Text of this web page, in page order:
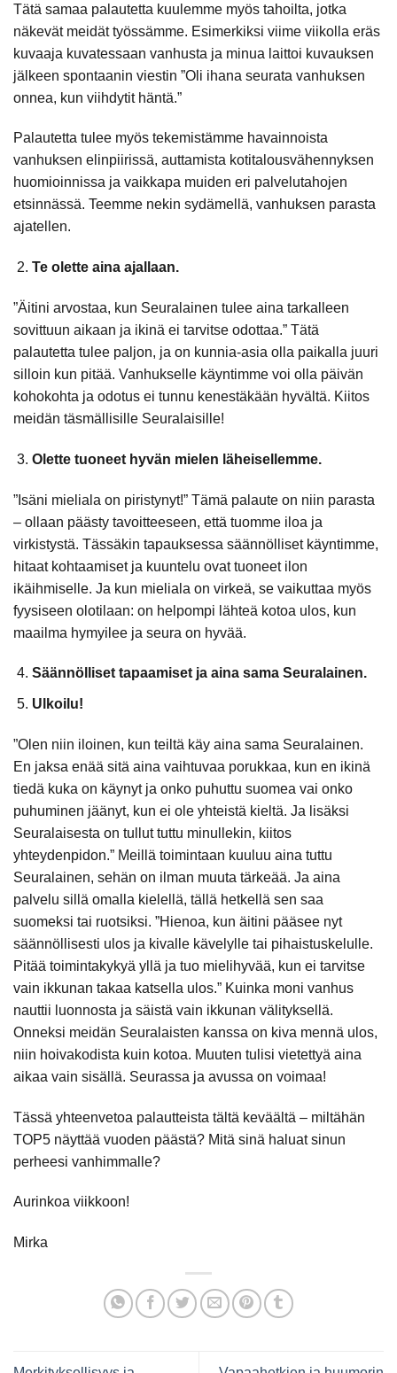
Tätä samaa palautetta kuulemme myös tahoilta, jotka
näkevät meidät työssämme. Esimerkiksi viime viikolla eräs
kuvaaja kuvatessaan vanhusta ja minua laittoi kuvauksen
jälkeen spontaanin viestin ”Oli ihana seurata vanhuksen
onnea, kun viihdytit häntä.”
Palautetta tulee myös tekemistämme havainnoista
vanhuksen elinpiirissä, auttamista kotitalousvähennyksen
huomioinnissa ja vaikkapa muiden eri palvelutahojen
etsinnässä. Teemme nekin sydämellä, vanhuksen parasta
ajatellen.
Te olette aina ajallaan.
”Äitini arvostaa, kun Seuralainen tulee aina tarkalleen
sovittuun aikaan ja ikinä ei tarvitse odottaa.” Tätä
palautetta tulee paljon, ja on kunnia-asia olla paikalla juuri
silloin kun pitää. Vanhukselle käyntimme voi olla päivän
kohokohta ja odotus ei tunnu kenestäkään hyvältä. Kiitos
meidän täsmällisille Seuralaisille!
Olette tuoneet hyvän mielen läheisellemme.
”Isäni mieliala on piristynyt!” Tämä palaute on niin parasta
– ollaan päästy tavoitteeseen, että tuomme iloa ja
virkistystä. Tässäkin tapauksessa säännölliset käyntimme,
hitaat kohtaamiset ja kuuntelu ovat tuoneet ilon
ikäihmiselle. Ja kun mieliala on virkeä, se vaikuttaa myös
fyysiseen olotilaan: on helpompi lähteä kotoa ulos, kun
maailma hymyilee ja seura on hyvää.
Säännölliset tapaamiset ja aina sama Seuralainen.
Ulkoilu!
”Olen niin iloinen, kun teiltä käy aina sama Seuralainen.
En jaksa enää sitä aina vaihtuvaa porukkaa, kun en ikinä
tiedä kuka on käynyt ja onko puhuttu suomea vai onko
puhuminen jäänyt, kun ei ole yhteistä kieltä. Ja lisäksi
Seuralaisesta on tullut tuttu minullekin, kiitos
yhteydenpidon.” Meillä toimintaan kuuluu aina tuttu
Seuralainen, sehän on ilman muuta tärkeää. Ja aina
palvelu sillä omalla kielellä, tällä hetkellä sen saa
suomeksi tai ruotsiksi. ”Hienoa, kun äitini pääsee nyt
säännöllisesti ulos ja kivalle kävelylle tai pihaistuskelulle.
Pitää toimintakykyä yllä ja tuo mielihyvää, kun ei tarvitse
vain ikkunan takaa katsella ulos.” Kuinka moni vanhus
nauttii luonnosta ja säistä vain ikkunan välityksellä.
Onneksi meidän Seuralaisten kanssa on kiva mennä ulos,
niin hoivakodista kuin kotoa. Muuten tulisi vietettyä aina
aikaa vain sisällä. Seurassa ja avussa on voimaa!
Tässä yhteenvetoa palautteista tältä keväältä – miltähän
TOP5 näyttää vuoden päästä? Mitä sinä haluat sinun
perheesi vanhimmalle?
Aurinkoa viikkoon!
Mirka